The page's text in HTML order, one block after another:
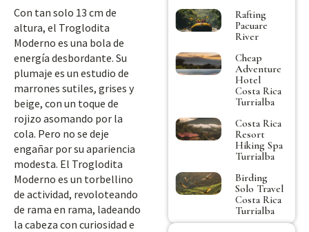
Con tan solo 13 cm de
altura, el Troglodita
Moderno es una bola de
energía desbordante. Su
plumaje es un estudio de
marrones sutiles, grises y
beige, con un toque de
rojizo asomando por la
cola. Pero no se deje
engañar por su apariencia
modesta. El Troglodita
Moderno es un torbellino
de actividad, revoloteando
de rama en rama, ladeando
la cabeza con curiosidad e
Rafting
Pacuare
River
Cheap
Adventure
Hotel
Costa Rica
Turrialba
Costa Rica
Resort
Hiking Spa
Turrialba
Birding
Solo Travel
Costa Rica
Turrialba